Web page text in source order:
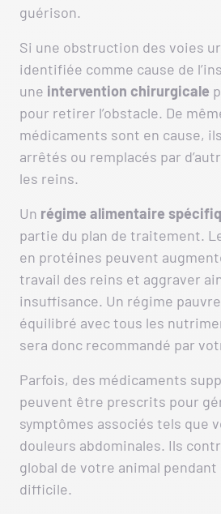
guérison.
Si une obstruction des voies
identifiée comme cause de
une intervention chirurgicale
pour retirer l’obstacle. De
médicaments sont en cause,
arrêtés ou remplacés par
les reins.
Un régime alimentaire
partie du plan de traitement.
en protéines peuvent
travail des reins et aggraver
insuffisance. Un régime
équilibré avec tous les
sera donc recommandé par
Parfois, des médicaments
peuvent être prescrits pour
symptômes associés tels que
douleurs abdominales. Ils
global de votre animal
difficile.